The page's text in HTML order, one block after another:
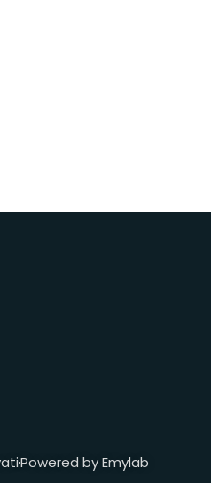
Powered by Emylab